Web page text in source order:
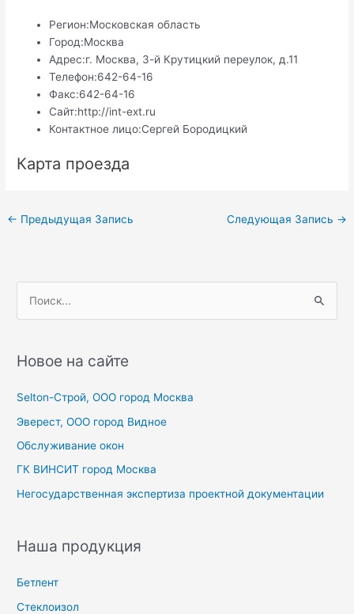
Регион:Московская область
Город:Москва
Адрес:г. Москва, 3-й Крутицкий переулок, д.11
Телефон:642-64-16
Факс:642-64-16
Сайт:http://int-ext.ru
Контактное лицо:Сергей Бородицкий
Карта проезда
Навигация
← Предыдущая Запись Следующая Запись →
с
:
Новое на сайте
Selton-Строй, OOO город Москва
Эверест, ООО город Видное
Обслуживание окон
ГК ВИНСИТ город Москва
Негосударственная экспертиза проектной документации
Наша продукция
Бетлент
Стеклоизол